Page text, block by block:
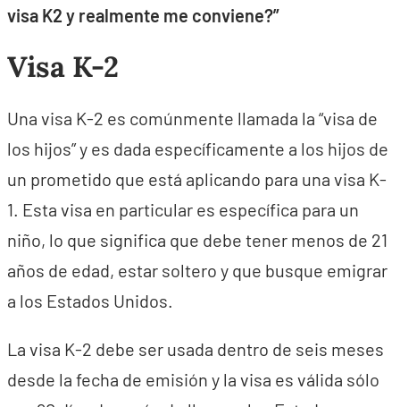
visa K2 y realmente me conviene?”
Visa K-2
Una visa K-2 es comúnmente llamada la “visa de
los hijos” y es dada específicamente a los hijos de
un prometido que está aplicando para una visa K-
1. Esta visa en particular es específica para un
niño, lo que significa que debe tener menos de 21
años de edad, estar soltero y que busque emigrar
a los Estados Unidos.
La visa K-2 debe ser usada dentro de seis meses
desde la fecha de emisión y la visa es válida sólo